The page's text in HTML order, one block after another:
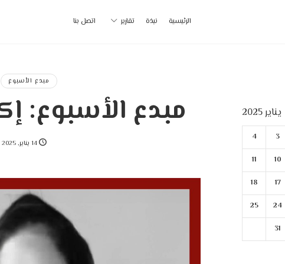
الرئيسية نبذة تقارير اتصل بنا
| مبدع الأسبوع
مبدع الأسبوع:
14 يناير, 2025
يناير 2025
3
4
10
11
17
18
24
25
31